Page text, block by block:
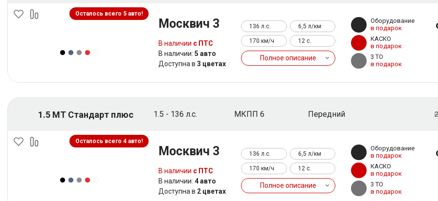
Осталось всего 5 авто!
Москвич 3
В наличии с ПТС
В наличии: 5 авто
Доступна в 3 цветах
136 л.с. 6,5 л/км
170 км/ч 12 c.
Полное описание
Оборудование
в подарок
КАСКО
в подарок
3 ТО
в подарок
1.5 MT Стандарт плюс 1.5 - 136 л.с. МКПП 6 Передний
Осталось всего 4 авто!
Москвич 3
В наличии с ПТС
В наличии: 4 авто
Доступна в 2 цветах
136 л.с. 6,5 л/км
170 км/ч 12 c.
Полное описание
Оборудование
в подарок
КАСКО
в подарок
3 ТО
в подарок